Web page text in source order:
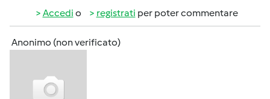
Accedi o registrati per poter commentare
Anonimo (non verificato)